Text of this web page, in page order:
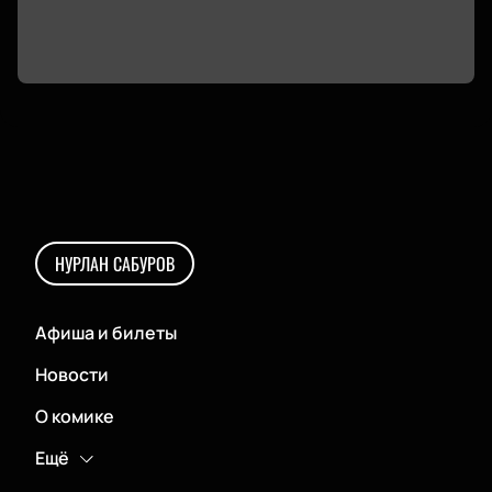
НУРЛАН САБУРОВ
Афиша и билеты
Новости
О комике
Ещё